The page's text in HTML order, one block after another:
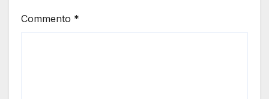
Commento *